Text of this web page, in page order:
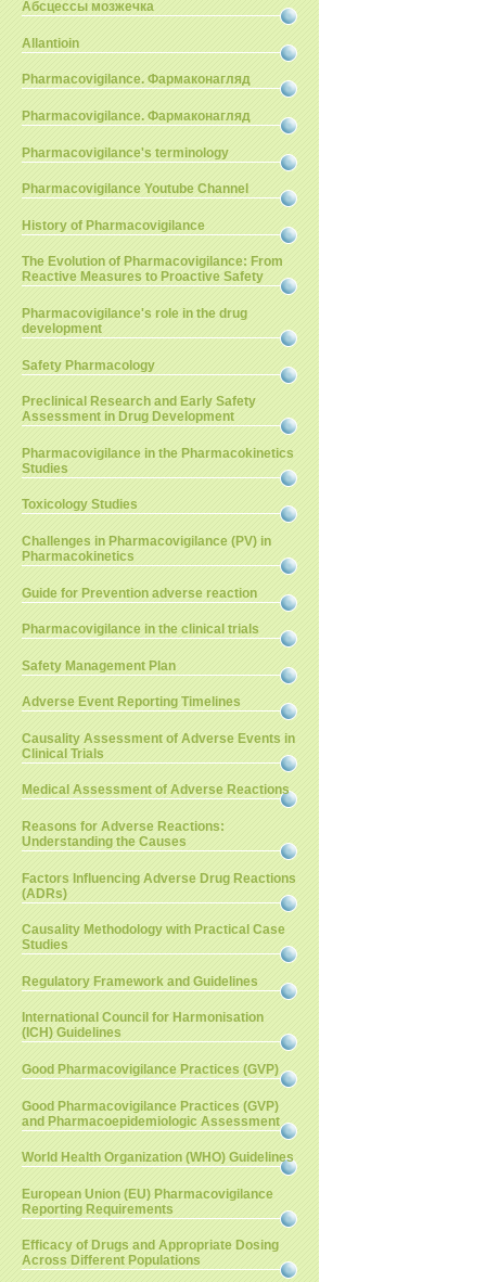
Абсцессы мозжечка
Allantioin
Pharmacovigilance. Фармаконагляд
Pharmacovigilance. Фармаконагляд
Pharmacovigilance's terminology
Pharmacovigilance Youtube Channel
History of Pharmacovigilance
The Evolution of Pharmacovigilance: From
Reactive Measures to Proactive Safety
Pharmacovigilance's role in the drug
development
Safety Pharmacology
Preclinical Research and Early Safety
Assessment in Drug Development
Pharmacovigilance in the Pharmacokinetics
Studies
Toxicology Studies
Challenges in Pharmacovigilance (PV) in
Pharmacokinetics
Guide for Prevention adverse reaction
Pharmacovigilance in the clinical trials
Safety Management Plan
Adverse Event Reporting Timelines
Causality Assessment of Adverse Events in
Clinical Trials
Medical Assessment of Adverse Reactions
Reasons for Adverse Reactions:
Understanding the Causes
Factors Influencing Adverse Drug Reactions
(ADRs)
Causality Methodology with Practical Case
Studies
Regulatory Framework and Guidelines
International Council for Harmonisation
(ICH) Guidelines
Good Pharmacovigilance Practices (GVP)
Good Pharmacovigilance Practices (GVP)
and Pharmacoepidemiologic Assessment
World Health Organization (WHO) Guidelines
European Union (EU) Pharmacovigilance
Reporting Requirements
Efficacy of Drugs and Appropriate Dosing
Across Different Populations